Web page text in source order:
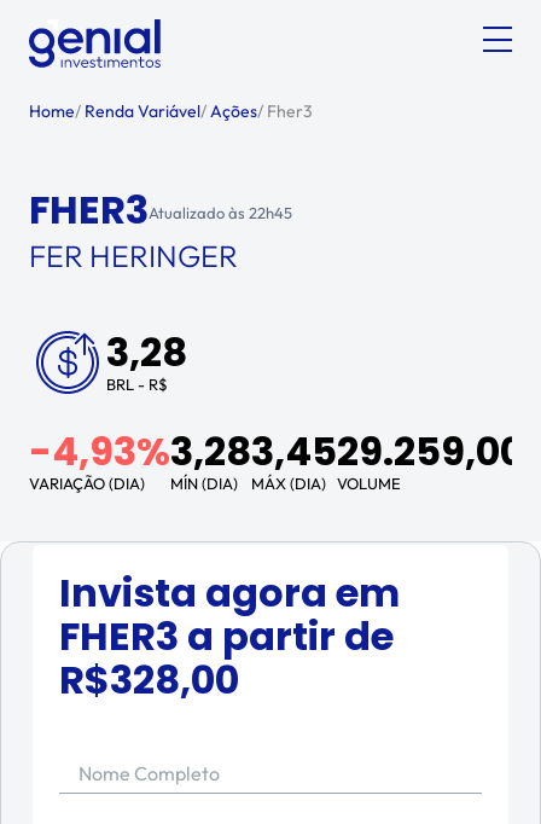
Home/ Renda Variável/Ações/ Fher3
FHER3Atualizado às 22h45
FER HERINGER
3,28
BRL - R$
-4,93%
VARIAÇÃO (DIA)
3,28
MÍN (DIA)
3,45
MÁX (DIA)
29.259,00
VOLUME
Invista agora em
FHER3 a partir de
R$328,00
Nome Completo